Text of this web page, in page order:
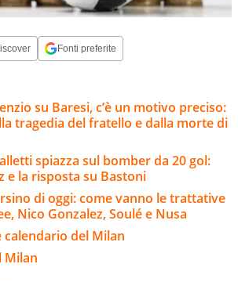
Fonti preferite
su Baresi, c’è un motivo preciso:
tragedia del fratello e dalla morte di
spiazza sul bomber da 20 gol:
e la risposta su Bastoni
di oggi: come vanno le trattative
Nico Gonzalez, Soulé e Nusa
del Milan
Milan